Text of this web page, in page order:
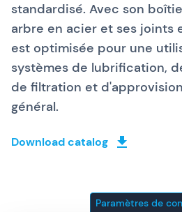
Paramètres de
standardisé. Avec son
arbre en acier et ses joints
est optimisée pour une
systèmes de lubrification,
de filtration et
général.
Download catalog